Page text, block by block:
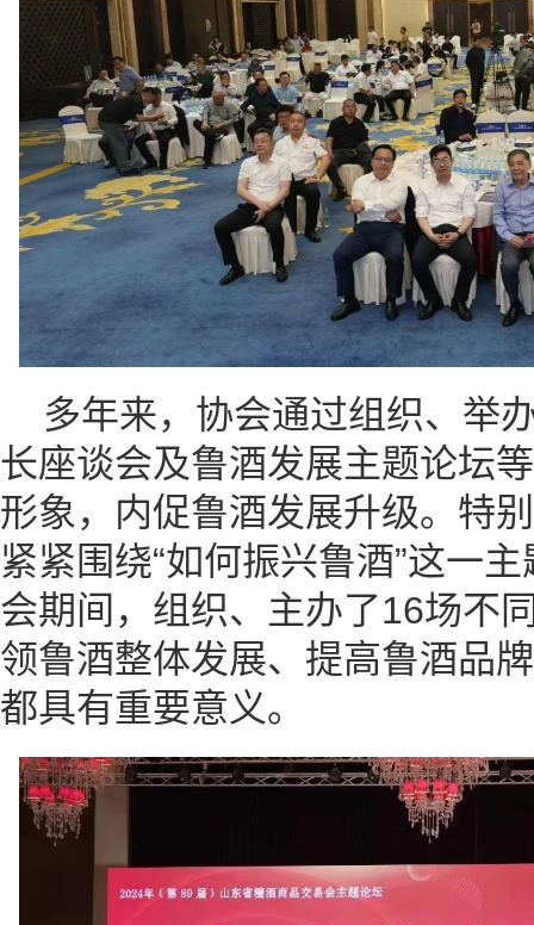
多年来，协会通过组织、举
长座谈会及鲁酒发展主题论坛
形象，内促鲁酒发展升级。特
紧紧围绕“如何振兴鲁酒”这一
会期间，组织、主办了16场不
领鲁酒整体发展、提高鲁酒品
都具有重要意义。